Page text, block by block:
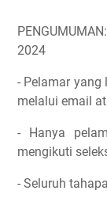
2024
- Pelamar
melalui email
- Hanya
mengikuti
- Seluruh